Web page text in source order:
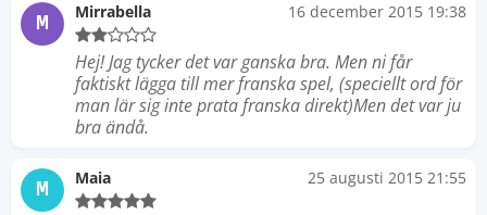
M Mirrabella 16 december 2015 19:38
Hej! Jag tycker det var ganska bra. Men ni får
faktiskt lägga till mer franska spel, (speciellt ord för
man lär sig inte prata franska direkt)Men det var ju
bra ändå.
M Maia 25 augusti 2015 21:55